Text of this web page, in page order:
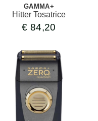
GAMMA+
Hitter Tosatrice
€ 84,20